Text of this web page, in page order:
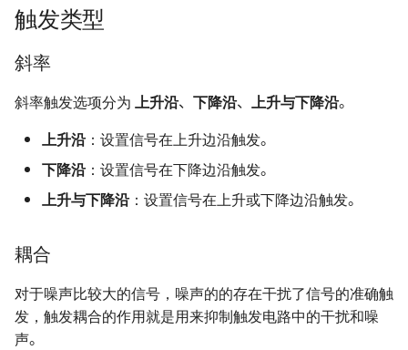
触发类型
斜率
斜率触发选项分为 上升沿、 下降沿、 上升与下降沿。
上升沿：设置信号在上升边沿触发。
下降沿：设置信号在下降边沿触发。
上升与下降沿：设置信号在上升或下降边沿触发。
耦合
对于噪声比较大的信号，噪声的的存在干扰了信号的准确触
发，触发耦合的作用就是用来抑制触发电路中的干扰和噪
声。